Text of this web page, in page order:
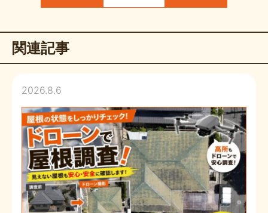
関連記事
2026.8.6